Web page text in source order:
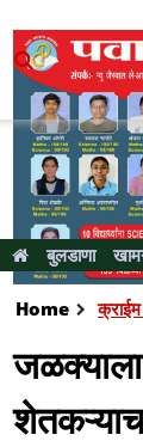
बुलडाणा
Home क्राईम